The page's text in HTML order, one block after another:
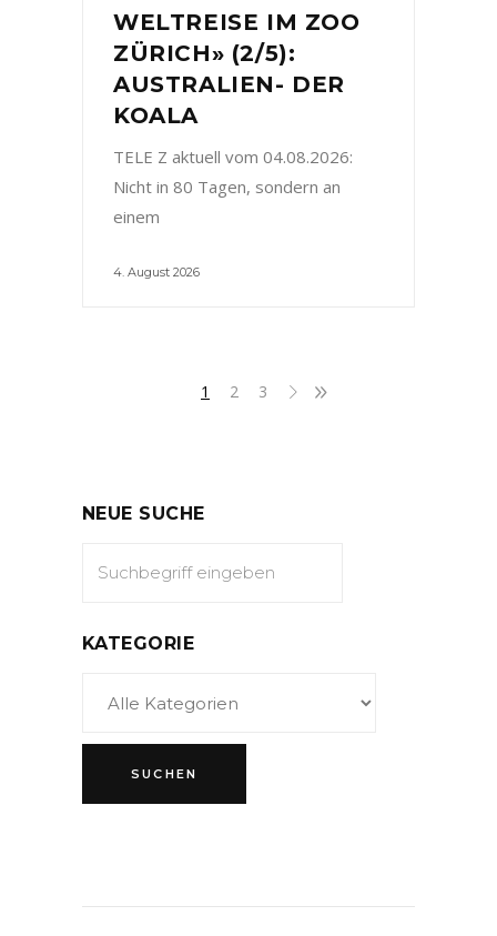
WELTREISE IM ZOO
ZÜRICH» (2/5):
AUSTRALIEN- DER
KOALA
TELE Z aktuell vom 04.08.2026:
Nicht in 80 Tagen, sondern an
einem
4. August 2026
1 2 3
NEUE SUCHE
KATEGORIE